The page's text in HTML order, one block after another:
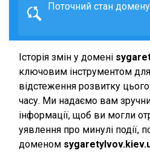
Поточний стан домену
Історія змін у домені
ключовим інструментом для
відстеження розвитку
часу. Ми надаємо вам
інформації, щоб ви могли
уявлення про минулі події,
доменом